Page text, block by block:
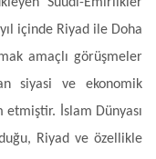
Suudi-Emirlikler
içinde Riyad ile Doha
amaçlı görüşmeler
siyasi ve ekonomik
İslam Dünyası
Riyad ve özellikle